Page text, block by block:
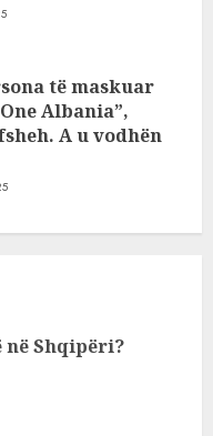
të maskuar
Albania”,
A u vodhën
në Shqipëri?